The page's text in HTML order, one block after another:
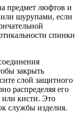
предмет люфтов и
шурупами, если
спинки
закрыть
слой защитного
распределяя его
кисти. Это
службы изделия.